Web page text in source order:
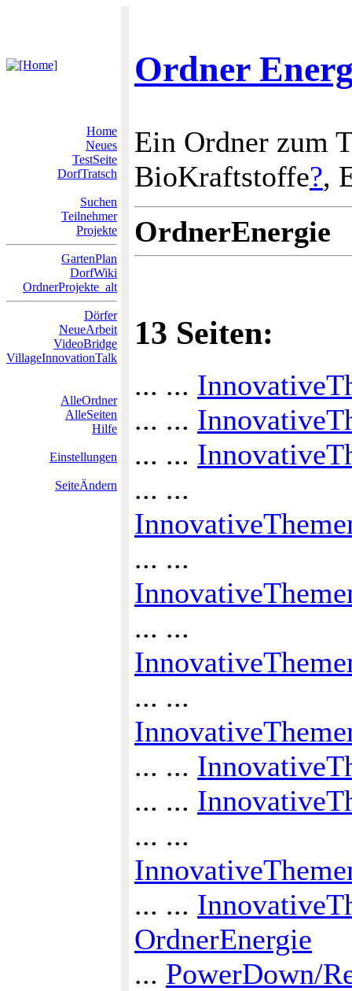
Ordner
Home
Neues
TestSeite
DorfTratsch
Suchen
Teilnehmer
Projekte
GartenPlan
DorfWiki
OrdnerProjekte_alt
Dörfer
NeueArbeit
VideoBridge
VillageInnovationTalk
AlleOrdner
AlleSeiten
Hilfe
Einstellungen
SeiteÄndern
Ein Ordner zum
BioKraftstoffe?,
OrdnerEnergie
13 Seiten:
... ...
... ...
... ...
... ...
... ...
... ...
... ...
... ...
... ...
... ...
... ...
OrdnerEnergie
... PowerDown/